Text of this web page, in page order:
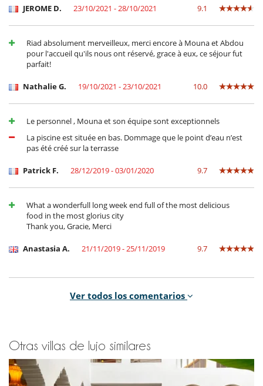
JEROME D. 23/10/2021 - 28/10/2021 9.1
Riad absolument merveilleux, merci encore à Mouna et Abdou
pour l'accueil qu'ils nous ont réservé, grace à eux, ce séjour fut
parfait!
Nathalie G. 19/10/2021 - 23/10/2021 10.0
Le personnel , Mouna et son équipe sont exceptionnels
La piscine est située en bas. Dommage que le point d’eau n’est
pas été créé sur la terrasse
Patrick F. 28/12/2019 - 03/01/2020 9.7
What a wonderfull long week end full of the most delicious
food in the most glorius city
Thank you, Gracie, Merci
Anastasia A. 21/11/2019 - 25/11/2019 9.7
Un très beau lieu, un dépaysement, un très bon accueil. Un oasis
accueillant (désolée
si j’ai écorché les noms…!). Notre famille a été très contente de
découvrir cette
très belle adresse.
Ver todos los comentarios
Otras villas de lujo similares